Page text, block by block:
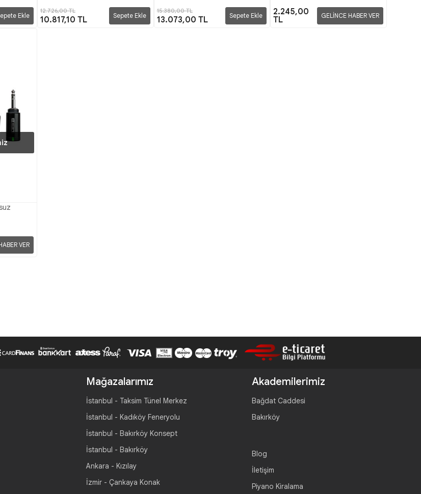
Ekle
12.726,00 TL
10.817,10 TL Sepete Ekle
15.380,00 TL
13.073,00 TL Sepete Ekle
2.245,00
TL
GELİNCE HABER VER
VER
Mağazalarımız
İstanbul - Taksim Tünel Merkez
İstanbul - Kadıköy Feneryolu
İstanbul - Bakırköy Konsept
İstanbul - Bakırköy
Ankara - Kızılay
İzmir - Çankaya Konak
Akademilerimiz
Bağdat Caddesi
Bakırköy
Blog
İletişim
Piyano Kiralama